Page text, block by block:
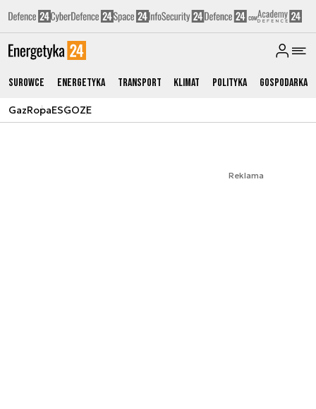
Surowce Energetyka Transport Klimat Polityka Gospodarka
GazRopaESGOZE
Reklama